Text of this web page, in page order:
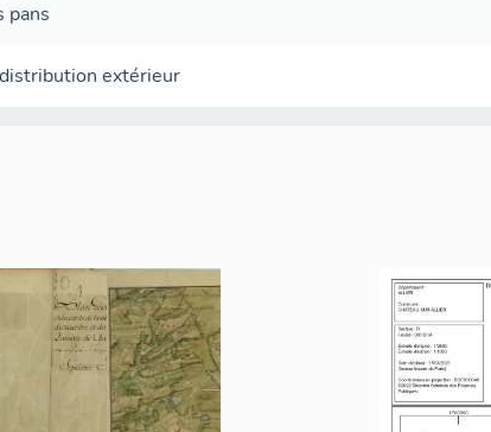
pans
extérieur